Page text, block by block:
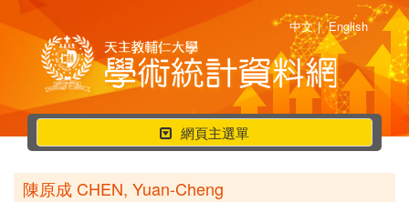
中文 | English
行
動
選
單
網頁主選單
陳原成 CHEN, Yuan-Cheng